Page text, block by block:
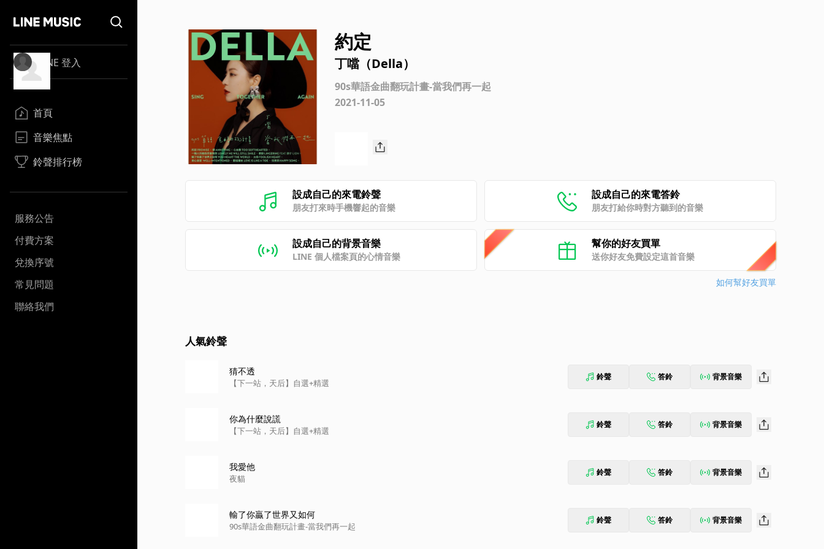
LINE 登入
首頁
音樂焦點
鈴聲排行榜
服務公告
付費方案
兌換序號
常見問題
聯絡我們
約定
丁噹（Della）
90s華語金曲翻玩計畫-當我們再一起
2021-11-05
設成自己的來電鈴聲
朋友打來時手機響起的音樂
設成自己的來電答鈴
朋友打給你時對方聽到的音樂
設成自己的背景音樂
LINE 個人檔案頁的心情音樂
幫你的好友買單
送你好友免費設定這首音樂
如何幫好友買單
人氣鈴聲
猜不透
【下一站，天后】自選+精選
鈴聲 答鈴 背景音樂
你為什麼說謊
【下一站，天后】自選+精選
鈴聲 答鈴 背景音樂
我愛他
夜貓
鈴聲 答鈴 背景音樂
輸了你贏了世界又如何
90s華語金曲翻玩計畫-當我們再一起
鈴聲 答鈴 背景音樂